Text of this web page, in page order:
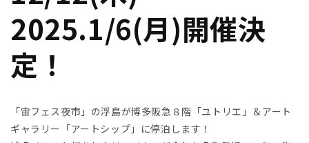
2025.1/6(月)開催決
定！
「宙フェス夜市」の浮島が博多阪急８階「ユトリエ」＆アート
ギャラリー「アートシップ」に停泊します！